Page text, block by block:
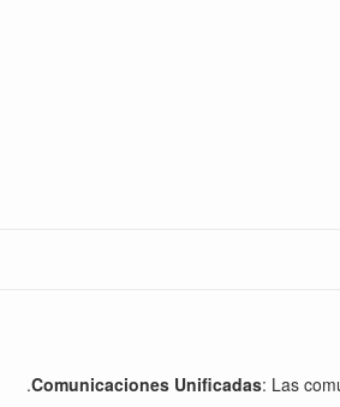
Comunicaciones Unificadas: Las